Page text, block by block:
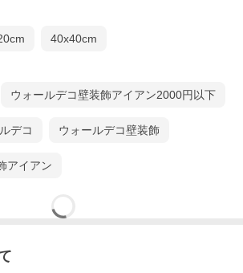
40x40cm
ウォールデコ壁装飾アイアン2000円以下
デコ ウォールデコ壁装飾
アイアン